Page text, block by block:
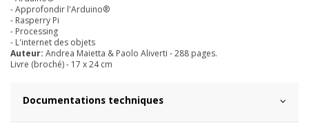
- Approfondir l'Arduino®
- Rasperry Pi
- Processing
- L'internet des objets
Auteur: Andrea Maietta & Paolo Aliverti - 288 pages.
Livre (broché) - 17 x 24 cm
Documentations techniques